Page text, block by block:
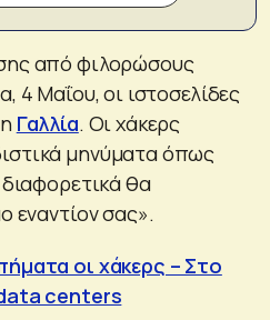
από φιλορώσους
4 Μαΐου, οι ιστοσελίδες
Γαλλία. Οι χάκερς
μηνύματα όπως
θα
εναντίον σας».
οι χάκερς – Στο
centers